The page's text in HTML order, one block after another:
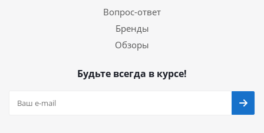
Вопрос-ответ
Бренды
Обзоры
Будьте всегда в курсе!